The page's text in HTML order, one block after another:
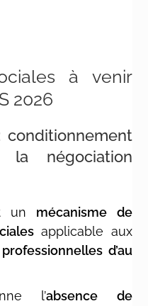
à venir
2026
conditionnement
négociation
un mécanisme de
applicable aux
d’au
l’absence de